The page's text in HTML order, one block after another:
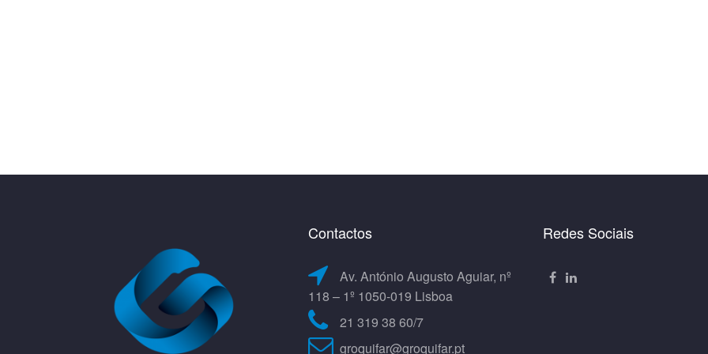
Contactos
Av. António Augusto Aguiar, nº
118 – 1º 1050-019 Lisboa
21 319 38 60/7
groquifar@groquifar.pt
Redes Sociais